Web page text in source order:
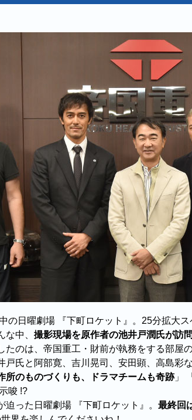
の日曜劇場 『下町ロケット』。25分拡大
中、 撮影現場を原作者の池井戸潤氏が訪
たのは、帝国重工・財前が執務をする部屋
戸氏と阿部寛、吉川晃司、安田顕、高島彩
所のものづくりも、ドラマチームも奇跡」 「
唆 !?
迫った日曜劇場 『下町ロケット』。 最終回